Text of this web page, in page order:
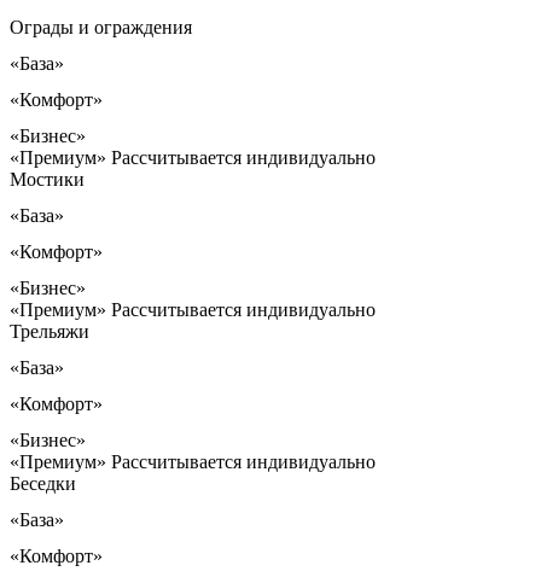
Ограды и ограждения
«База»
«Комфорт»
«Бизнес»
«Премиум» Рассчитывается индивидуально
Мостики
«База»
«Комфорт»
«Бизнес»
«Премиум» Рассчитывается индивидуально
Трельяжи
«База»
«Комфорт»
«Бизнес»
«Премиум» Рассчитывается индивидуально
Беседки
«База»
«Комфорт»